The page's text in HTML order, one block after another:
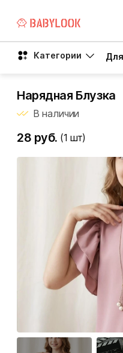
Категории
Нарядная Блузка
В наличии
28 руб. (1 шт)